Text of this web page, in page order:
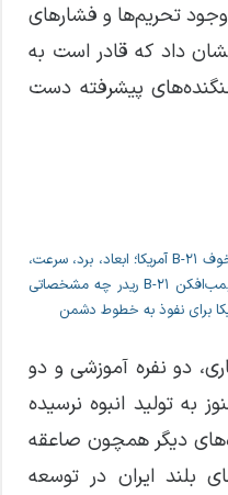
تحریم‌ها و فشارهای
نشان داد که قادر است به
پیشرفته دست
آشکارسازی مشخصات بمب‌افکن مخوف B-21 آمریکا؛ ابعاد، برد، سرعت،
تسلیحات و فناوری‌های پنهان‌کار / بمب‌افکن B-21 ریدر چه مشخصاتی
برای نفوذ به خطوط دشمن
دو نفره آموزشی و دو
به تولید انبوه نرسیده
دیگر همچون صاعقه
بلند ایران در توسعه